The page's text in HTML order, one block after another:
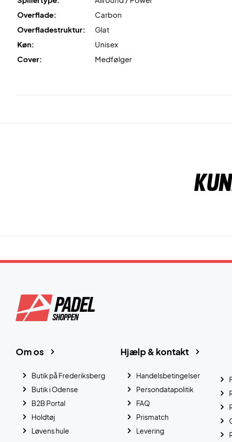
Overflade:
Carbon
Overfladestruktur:
Glat
Køn:
Unisex
Cover:
Medfølger
Hjælp & kontakt
Handelsbetingelser
Persondatapolitik
FAQ
Prismatch
Levering
Om os
Butik på Frederiksberg
Butik i Odense
B2B Portal
Holdtøj
Løvens hule